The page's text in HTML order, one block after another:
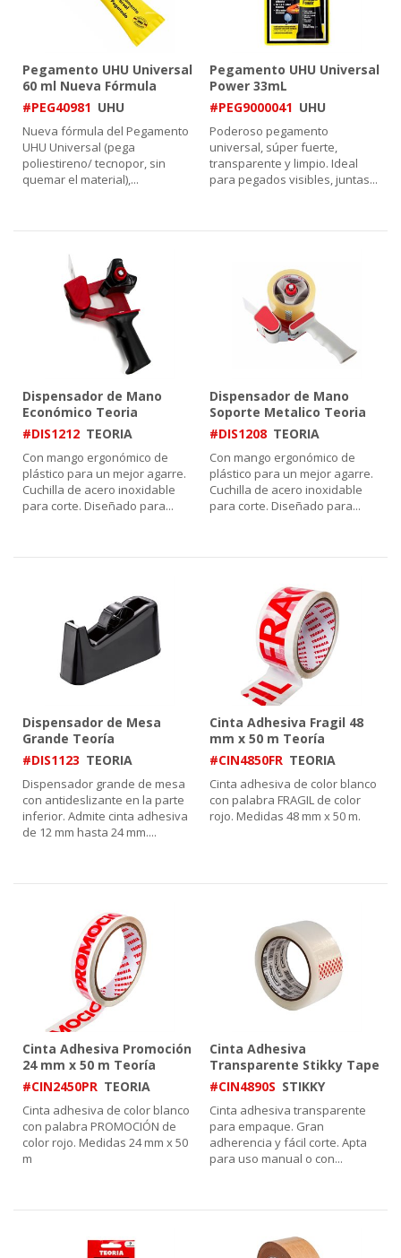
Pegamento UHU Universal
60 ml Nueva Fórmula
#PEG40981 UHU
Nueva fórmula del Pegamento
UHU Universal (pega
poliestireno/ tecnopor, sin
quemar el material),...
Pegamento UHU Universal
Power 33mL
#PEG9000041 UHU
Poderoso pegamento
universal, súper fuerte,
transparente y limpio. Ideal
para pegados visibles, juntas...
Dispensador de Mano
Económico Teoria
#DIS1212 TEORIA
Con mango ergonómico de
plástico para un mejor agarre.
Cuchilla de acero inoxidable
para corte. Diseñado para...
Dispensador de Mano
Soporte Metalico Teoria
#DIS1208 TEORIA
Con mango ergonómico de
plástico para un mejor agarre.
Cuchilla de acero inoxidable
para corte. Diseñado para...
Dispensador de Mesa
Grande Teoría
#DIS1123 TEORIA
Dispensador grande de mesa
con antideslizante en la parte
inferior. Admite cinta adhesiva
de 12 mm hasta 24 mm....
Cinta Adhesiva Fragil 48
mm x 50 m Teoría
#CIN4850FR TEORIA
Cinta adhesiva de color blanco
con palabra FRAGIL de color
rojo. Medidas 48 mm x 50 m.
Cinta Adhesiva Promoción
24 mm x 50 m Teoría
#CIN2450PR TEORIA
Cinta adhesiva de color blanco
con palabra PROMOCIÓN de
color rojo. Medidas 24 mm x 50
m
Cinta Adhesiva
Transparente Stikky Tape
48 mm x 90 m
#CIN4890S STIKKY
Cinta adhesiva transparente
para empaque. Gran
adherencia y fácil corte. Apta
para uso manual o con...